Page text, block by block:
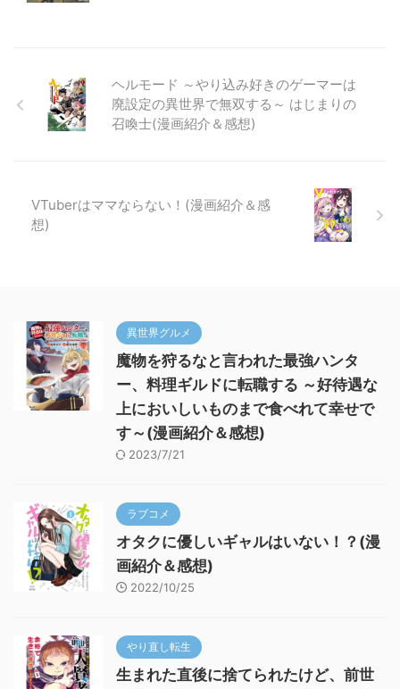
ヘルモード ～やり込み好きのゲーマーは
廃設定の異世界で無双する～ はじまりの
召喚士(漫画紹介＆感想)
VTuberはママならない！(漫画紹介＆感
想)
異世界グルメ
魔物を狩るなと言われた最強ハンタ
ー、料理ギルドに転職する ～好待遇な
上においしいものまで食べれて幸せで
す～(漫画紹介＆感想)
2023/7/21
ラブコメ
オタクに優しいギャルはいない！？(漫
画紹介＆感想)
2022/10/25
やり直し転生
生まれた直後に捨てられたけど、前世